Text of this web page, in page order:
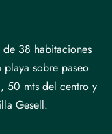
38 habitaciones
playa sobre paseo
50 mts del centro y
Gesell.